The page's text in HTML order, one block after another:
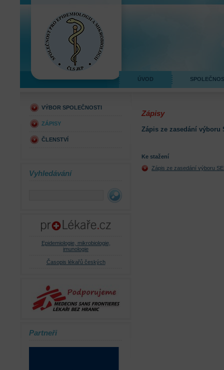
ÚVOD
VÝBOR SPOLEČNOSTI
ZÁPISY
ČLENSTVÍ
Vyhledávání
Epidemiologie, mikrobiologie,
imunologie
Časopis lékařů českých
Partneři
Zápisy
Zápis ze zasedání výboru
Ke stažení
Zápis ze zasedání výboru